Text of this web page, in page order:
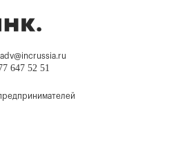
647 52 51